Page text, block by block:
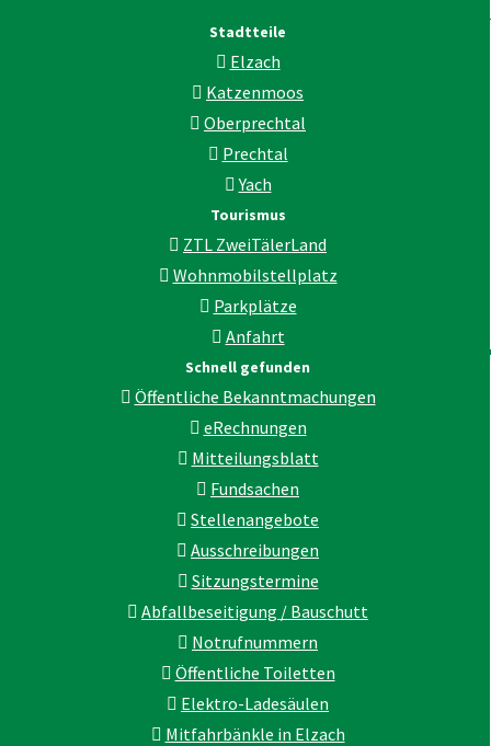
Stadtteile
Elzach
Katzenmoos
Oberprechtal
Prechtal
Yach
Tourismus
ZTL ZweiTälerLand
Wohnmobilstellplatz
Parkplätze
Anfahrt
Schnell gefunden
Öffentliche Bekanntmachungen
eRechnungen
Mitteilungsblatt
Fundsachen
Stellenangebote
Ausschreibungen
Sitzungstermine
Abfallbeseitigung / Bauschutt
Notrufnummern
Öffentliche Toiletten
Elektro-Ladesäulen
Mitfahrbänkle in Elzach